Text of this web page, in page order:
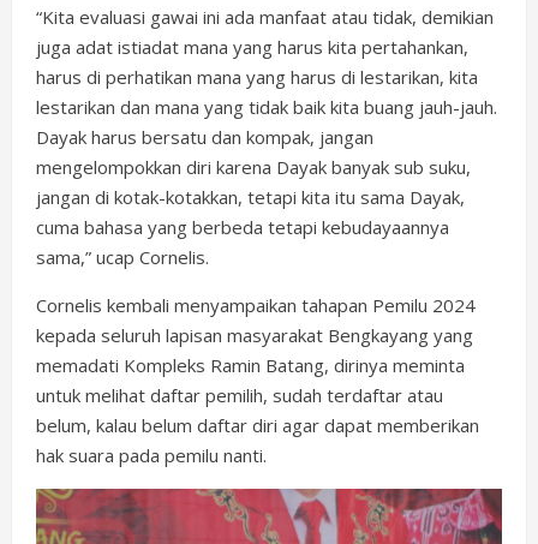
“Kita evaluasi gawai ini ada manfaat atau tidak, demikian
juga adat istiadat mana yang harus kita pertahankan,
harus di perhatikan mana yang harus di lestarikan, kita
lestarikan dan mana yang tidak baik kita buang jauh-jauh.
Dayak harus bersatu dan kompak, jangan
mengelompokkan diri karena Dayak banyak sub suku,
jangan di kotak-kotakkan, tetapi kita itu sama Dayak,
cuma bahasa yang berbeda tetapi kebudayaannya
sama,” ucap Cornelis.
Cornelis kembali menyampaikan tahapan Pemilu 2024
kepada seluruh lapisan masyarakat Bengkayang yang
memadati Kompleks Ramin Batang, dirinya meminta
untuk melihat daftar pemilih, sudah terdaftar atau
belum, kalau belum daftar diri agar dapat memberikan
hak suara pada pemilu nanti.